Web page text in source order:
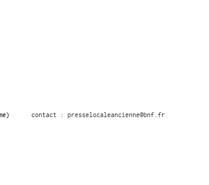
contact : presselocaleancienne@bnf.fr